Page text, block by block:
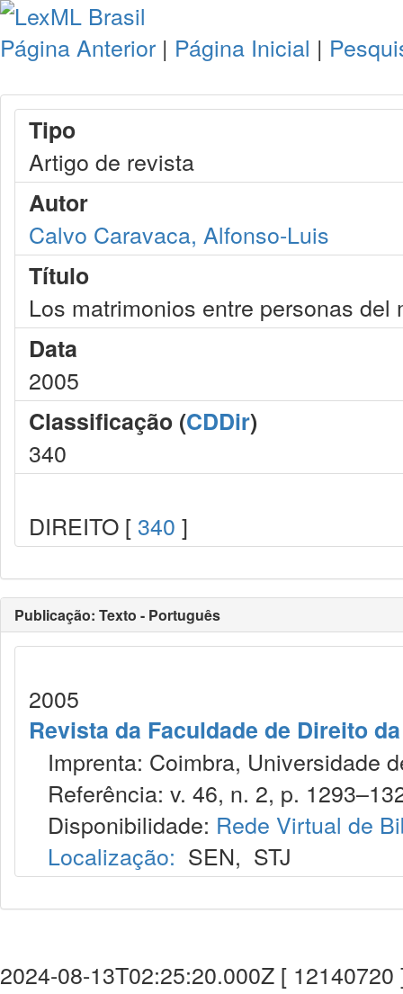
Página Anterior | Página Inicial |
Tipo
Artigo de revista
Autor
Calvo Caravaca, Alfonso-Luis
Título
Los matrimonios entre personas
Data
2005
Classificação (CDDir)
340
DIREITO [ 340 ]
Publicação: Texto - Português
2005
Revista da Faculdade de Direito
Imprenta: Coimbra, Universidade
Referência: v. 46, n. 2, p.
Disponibilidade: Rede Virtual de
Localização: SEN, STJ
2024-08-13T02:25:20.000Z [ 12140720